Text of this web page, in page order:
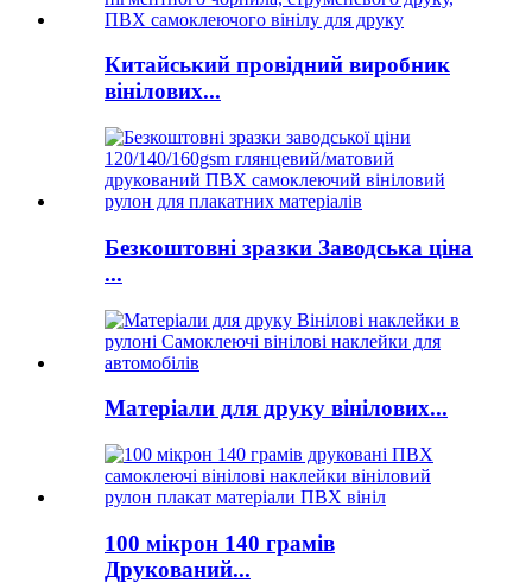
Китайський провідний виробник
вінілових...
Безкоштовні зразки Заводська ціна
...
Матеріали для друку вінілових...
100 мікрон 140 грамів
Друкований...